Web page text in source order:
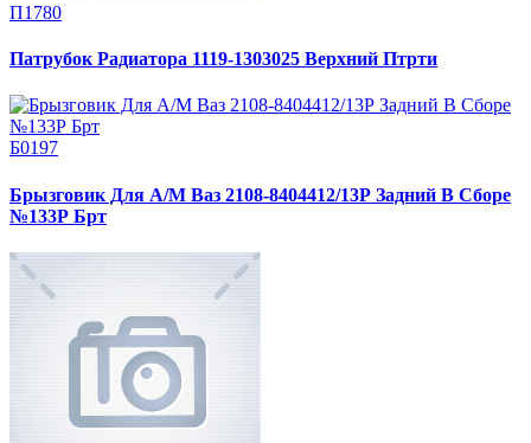
П1780
Патрубок Радиатора 1119-1303025 Верхний Птрти
Б0197
Брызговик Для А/М Ваз 2108-8404412/13Р Задний В Сборе
№133Р Брт